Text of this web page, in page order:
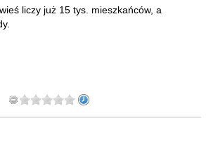
liczy już 15 tys. mieszkańców, a